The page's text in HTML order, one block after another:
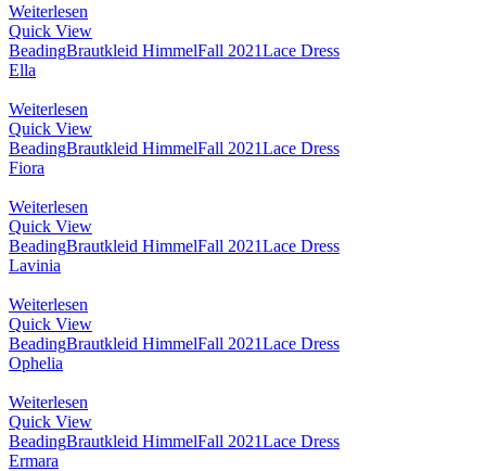
Weiterlesen
Quick View
BeadingBrautkleid HimmelFall 2021Lace Dress
Ella
Weiterlesen
Quick View
BeadingBrautkleid HimmelFall 2021Lace Dress
Fiora
Weiterlesen
Quick View
BeadingBrautkleid HimmelFall 2021Lace Dress
Lavinia
Weiterlesen
Quick View
BeadingBrautkleid HimmelFall 2021Lace Dress
Ophelia
Weiterlesen
Quick View
BeadingBrautkleid HimmelFall 2021Lace Dress
Ermara